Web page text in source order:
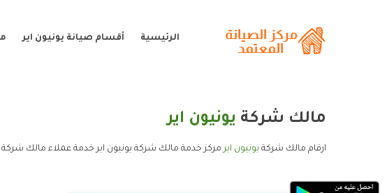
الرئيسية أقسام صيانة يونيون اير
مالك شركة يونيون اير
ارقام مالك شركة يونيون ايرمركز خدمة مالك شركة يونيون اير خدمة عملاء مالك شركة